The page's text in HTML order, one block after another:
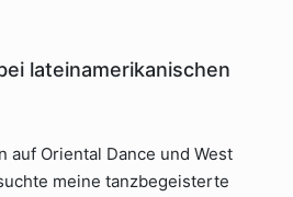
lateinamerikanischen
auf Oriental Dance und West
meine tanzbegeisterte